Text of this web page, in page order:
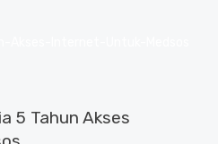
5 Tahun Akses